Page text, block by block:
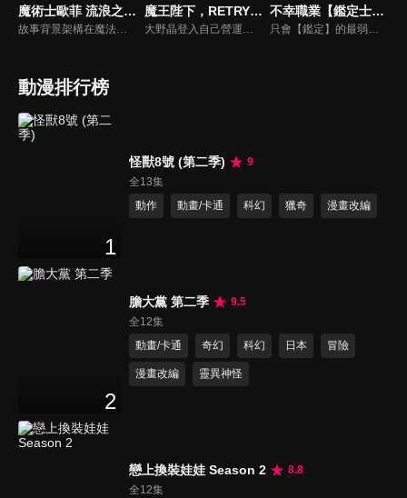
魔術士歐菲 流浪之旅 阿邦拉瑪篇 魔王陛下，RETRY！R 不幸職業【鑑定士】其實是最強的
動漫排行榜
1
怪獸8號 (第二季)
9
全13集
動作
動畫/卡通 科幻 獵奇 漫畫改編
2
膽大黨 第二季
9.5
全12集
動畫/卡通
奇幻 科幻 日本 冒險
漫畫改編 靈異神怪
戀上換裝娃娃 Season 2
8.8
全12集